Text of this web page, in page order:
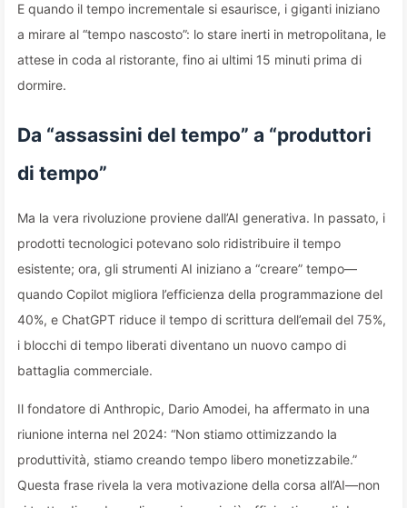
E quando il tempo incrementale si esaurisce, i giganti iniziano
a mirare al “tempo nascosto”: lo stare inerti in metropolitana, le
attese in coda al ristorante, fino ai ultimi 15 minuti prima di
dormire.
Da “assassini del tempo” a “produttori
di tempo”
Ma la vera rivoluzione proviene dall’AI generativa. In passato, i
prodotti tecnologici potevano solo ridistribuire il tempo
esistente; ora, gli strumenti AI iniziano a “creare” tempo—
quando Copilot migliora l’efficienza della programmazione del
40%, e ChatGPT riduce il tempo di scrittura dell’email del 75%,
i blocchi di tempo liberati diventano un nuovo campo di
battaglia commerciale.
Il fondatore di Anthropic, Dario Amodei, ha affermato in una
riunione interna nel 2024: “Non stiamo ottimizzando la
produttività, stiamo creando tempo libero monetizzabile.”
Questa frase rivela la vera motivazione della corsa all’AI—non